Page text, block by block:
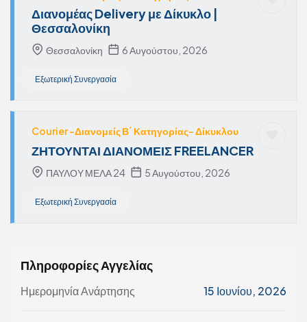
Διανομέας Delivery με Δίκυκλο |
Θεσσαλονίκη
Θεσσαλονίκη 6 Αυγούστου, 2026
Εξωτερική Συνεργασία
Courier -Διανομείς Β΄ Κατηγορίας- Δίκυκλου
ΖΗΤΟΥΝΤΑΙ ΔΙΑΝΟΜΕΙΣ FREELANCER
ΠΑΥΛΟΥ ΜΕΛΑ 24 5 Αυγούστου, 2026
Εξωτερική Συνεργασία
Πληροφορίες Αγγελίας
Ημερομηνία Ανάρτησης 15 Ιουνίου, 2026